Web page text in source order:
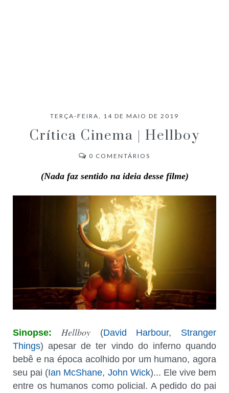
TERÇA-FEIRA, 14 DE MAIO DE 2019
Crítica Cinema | Hellboy
0 COMENTÁRIOS
(Nada faz sentido na ideia desse filme)
Sinopse: Hellboy(David Harbour, Stranger
Things) apesar de ter vindo do inferno quando
bebê e na época acolhido por um humano, agora
seu pai (Ian McShane, John Wick)... Ele vive bem
entre os humanos como policial. A pedido do pai